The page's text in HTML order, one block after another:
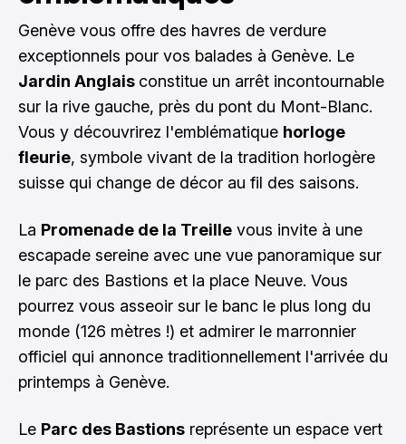
Genève vous offre des havres de verdure
exceptionnels pour vos balades à Genève. Le
Jardin Anglais constitue un arrêt incontournable
sur la rive gauche, près du pont du Mont-Blanc.
Vous y découvrirez l'emblématique horloge
fleurie, symbole vivant de la tradition horlogère
suisse qui change de décor au fil des saisons.
La Promenade de la Treille vous invite à une
escapade sereine avec une vue panoramique sur
le parc des Bastions et la place Neuve. Vous
pourrez vous asseoir sur le banc le plus long du
monde (126 mètres !) et admirer le marronnier
officiel qui annonce traditionnellement l'arrivée du
printemps à Genève.
Le Parc des Bastions représente un espace vert